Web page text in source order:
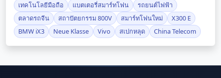
เทคโนโลยีมือถือ
แบตเตอรี่สมาร์ทโฟน
รถยนต์ไฟฟ้า
ตลาดรถจีน
สถาปัตยกรรม 800V สมาร์ทโฟนใหม่
X300 E
BMW iX3
Neue Klasse Vivo สเปกหลุด China Telecom